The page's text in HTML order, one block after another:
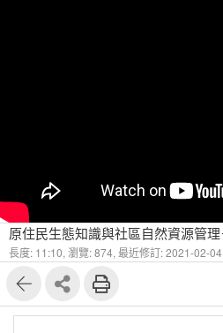
長度: 11:10, 瀏覽: 874, 最近修訂: 2021-02-04